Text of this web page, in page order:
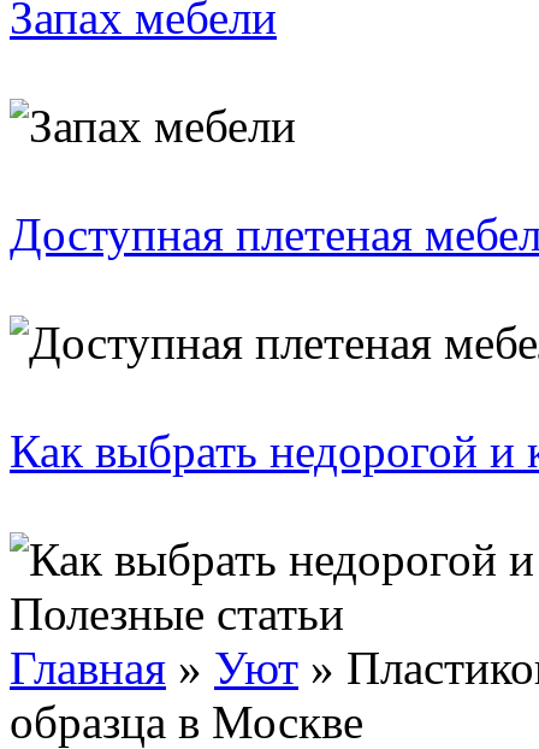
Запах мебели
Доступная плетеная
Как выбрать недорогой и
Полезные статьи
Главная » Уют »
образца в Москве